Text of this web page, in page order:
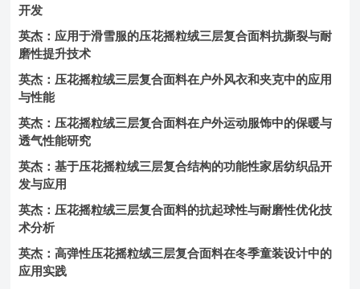
开发
英杰：应用于滑雪服的压花摇粒绒三层复合面料抗撕裂与耐
磨性提升技术
英杰：压花摇粒绒三层复合面料在户外风衣和夹克中的应用
与性能
英杰：压花摇粒绒三层复合面料在户外运动服饰中的保暖与
透气性能研究
英杰：基于压花摇粒绒三层复合结构的功能性家居纺织品开
发与应用
英杰：压花摇粒绒三层复合面料的抗起球性与耐磨性优化技
术分析
英杰：高弹性压花摇粒绒三层复合面料在冬季童装设计中的
应用实践